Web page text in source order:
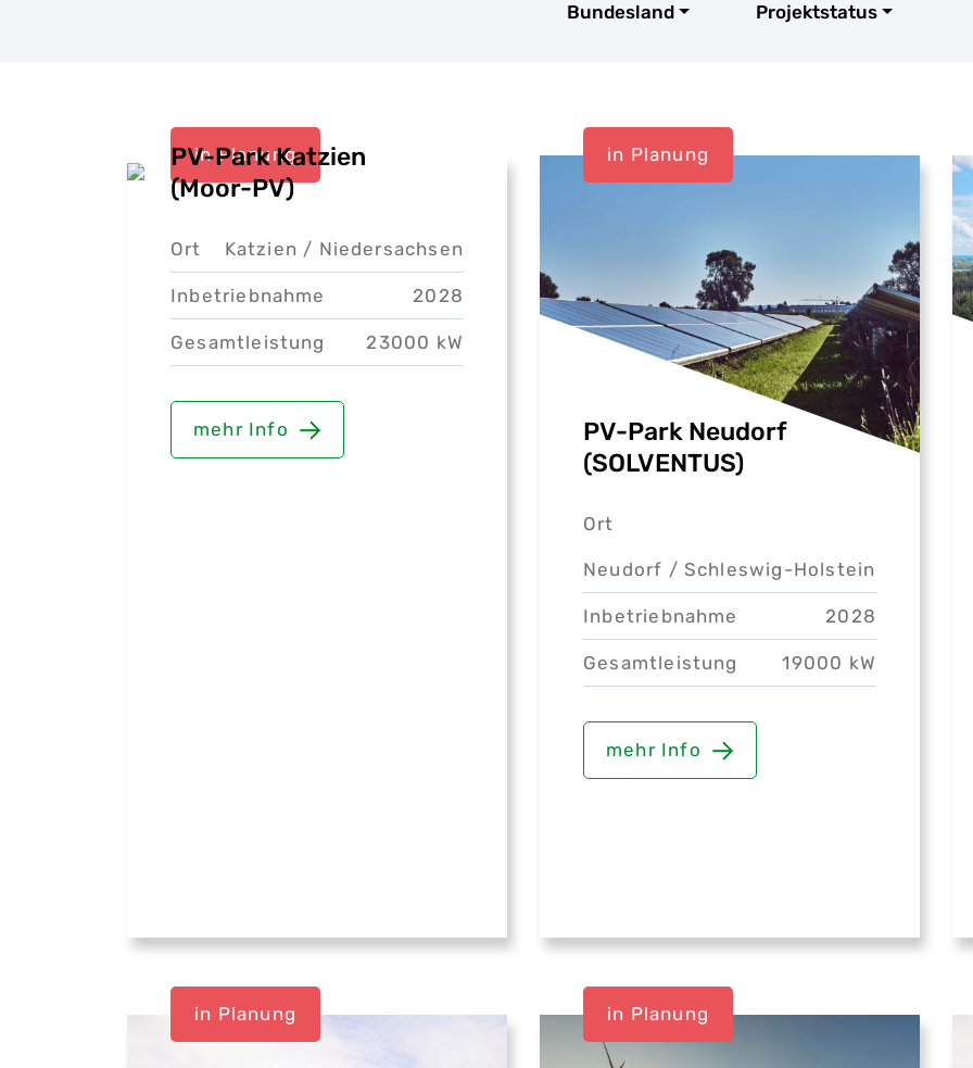
Bundesland Projektstatus
in Planung
PV-Park Katzien
(Moor-PV)
Ort Katzien / Niedersachsen
Inbetriebnahme 2028
Gesamtleistung 23000 kW
mehr Info
in Planung
PV-Park Neudorf
(SOLVENTUS)
Ort
Neudorf / Schleswig-Holstein
Inbetriebnahme 2028
Gesamtleistung 19000 kW
mehr Info
in Planung in Planung